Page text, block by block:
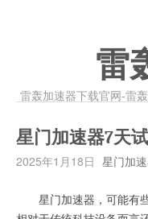
雷
雷轰加速器下载官网-雷
星门加速器7天
2025年1月18日 星门加
星门加速器，可能有些